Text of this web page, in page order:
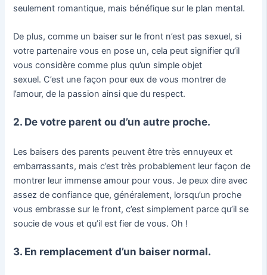
seulement romantique, mais bénéfique sur le plan mental.
De plus, comme un baiser sur le front n’est pas sexuel, si
votre partenaire vous en pose un, cela peut signifier qu’il
vous considère comme plus qu’un simple objet
sexuel. C’est une façon pour eux de vous montrer de
l’amour, de la passion ainsi que du respect.
2. De votre parent ou d’un autre proche.
Les baisers des parents peuvent être très ennuyeux et
embarrassants, mais c’est très probablement leur façon de
montrer leur immense amour pour vous. Je peux dire avec
assez de confiance que, généralement, lorsqu’un proche
vous embrasse sur le front, c’est simplement parce qu’il se
soucie de vous et qu’il est fier de vous. Oh !
3. En remplacement d’un baiser normal.